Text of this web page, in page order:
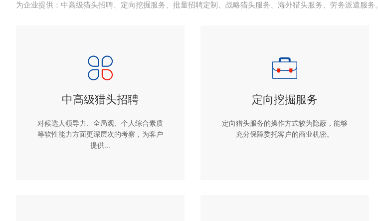
为企业提供：中高级猎头招聘、定向挖掘服务、批量招聘定制、战略猎头服务、海外猎头服务、劳务派遣服务。
中高级猎头招聘
对候选人领导力、全局观、个人综合素质
等软性能力方面更深层次的考察，为客户
提供...
定向挖掘服务
定向猎头服务的操作方式较为隐蔽，能够
充分保障委托客户的商业机密。